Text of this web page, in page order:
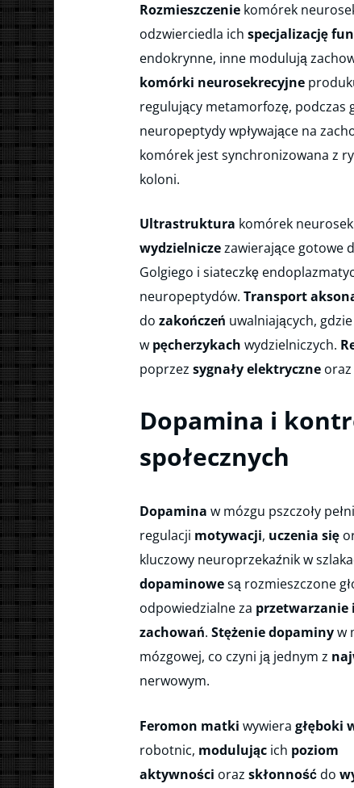
Rozmieszczeniekomórek
odzwierciedla ich specjalizację
endokrynne, inne modulują
komórki neurosekrecyjne
regulujący metamorfozę, podczas
neuropeptydy wpływające na
komórek jest synchronizowana z
koloni.
Ultrastruktura komórek
wydzielniczezawierające gotowe
Golgiego i siateczkę
neuropeptydów. Transport
do zakończeń uwalniających,
w pęcherzykach wydzielniczych.
poprzez sygnały elektryczneoraz
Dopamina i
społecznych
Dopamina w mózgu pszczoły pełni
regulacji motywacji, uczenia się
kluczowy neuroprzekaźnik w
dopaminowesą rozmieszczone
odpowiedzialne za przetwarzanie
zachowań. Stężenie dopaminyw
mózgowej, co czyni ją jednym z
nerwowym.
Feromon matki wywiera głęboki
robotnic, modulującich poziom
aktywności oraz skłonnośćdo